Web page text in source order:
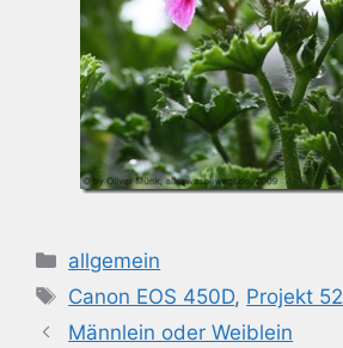
Kategorien
allgemein
Schlagwörter
Canon EOS 450D, Projekt 52
Männlein oder Weiblein